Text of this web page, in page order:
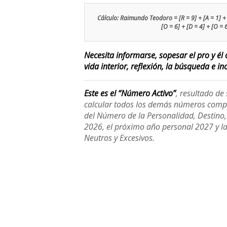
Cálculo: Raimundo Teodoro = [R = 9] + [A = 1]
[O = 6] + [D = 4] + [O =
Necesita informarse, sopesar el pro y
vida interior, reflexión, la búsqueda e
Este es el “Número Activo”, resultado de
calcular todos los demás números
del Número de la Personalidad,
2026, el próximo año personal 2027 y
Neutros y Excesivos.